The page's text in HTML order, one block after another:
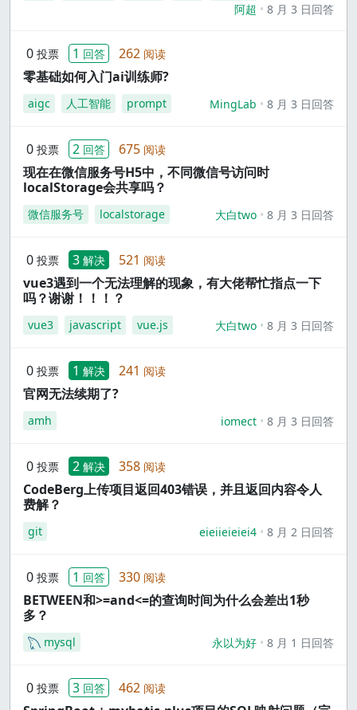
阿超
8 月 3 日回答
0 投票 1 回答 262 阅读
零基础如何入门ai训练师?
aigc 人工智能 prompt MingLab 8 月 3 日回答
0 投票 2 回答 675 阅读
现在在微信服务号H5中，不同微信号访问时
localStorage会共享吗？
微信服务号 localstorage 大白two 8 月 3 日回答
0 投票 3 解决 521 阅读
vue3遇到一个无法理解的现象，有大佬帮忙指点一下
吗？谢谢！！！？
vue3 javascript vue.js 大白two 8 月 3 日回答
0 投票 1 解决 241 阅读
官网无法续期了?
amh iomect 8 月 3 日回答
0 投票 2 解决 358 阅读
CodeBerg上传项目返回403错误，并且返回内容令人
费解？
git eieiieieiei4 8 月 2 日回答
0 投票 1 回答 330 阅读
BETWEEN和>=and<=的查询时间为什么会差出1秒
多？
mysql 永以为好 8 月 1 日回答
0 投票 3 回答 462 阅读